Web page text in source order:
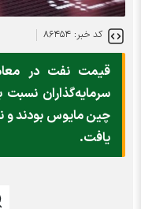
کد خبر: ۸۶۴۵۴
قیمت نفت در
سرمایه‌گذاران
چین مایوس بودند و
یافت.